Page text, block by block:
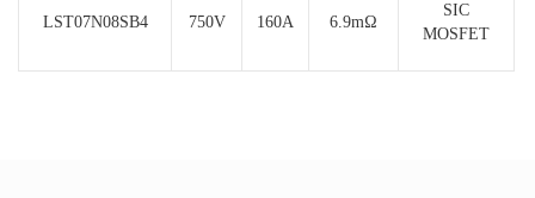
LST07N08SB4 750V 160A 6.9mΩ
SIC
MOSFET